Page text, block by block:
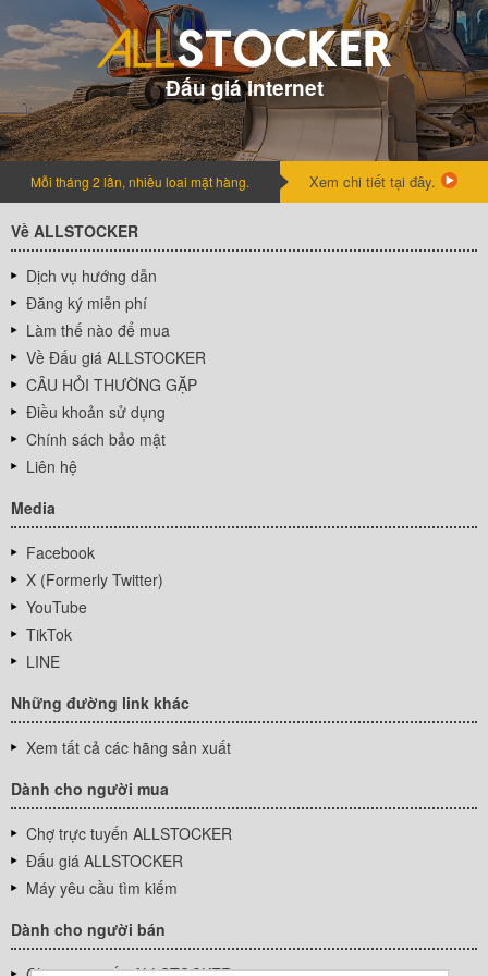
Đấu giá internet
Mỗi tháng 2 lần, nhiều loai mặt hàng. Xem chi tiết tại đây.
Về ALLSTOCKER
Dịch vụ hướng dẫn
Đăng ký miễn phí
Làm thế nào để mua
Về Đấu giá ALLSTOCKER
CÂU HỎI THƯỜNG GẶP
Điều khoản sử dụng
Chính sách bảo mật
Liên hệ
Media
Facebook
X (Formerly Twitter)
YouTube
TikTok
LINE
Những đường link khác
Xem tất cả các hãng sản xuất
Dành cho người mua
Chợ trực tuyến ALLSTOCKER
Đấu giá ALLSTOCKER
Máy yêu cầu tìm kiếm
Dành cho người bán